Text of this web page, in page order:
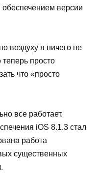
версии
воздуху я ничего не
теперь просто
что «просто
все работает.
iOS 8.1.3 стал
работа
существенных